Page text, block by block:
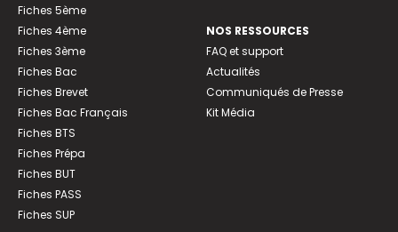
Fiches 5ème
Fiches 4ème
Fiches 3ème
Fiches Bac
Fiches Brevet
Fiches Bac Français
Fiches BTS
Fiches Prépa
Fiches BUT
Fiches PASS
Fiches SUP
NOS RESSOURCES
FAQ et support
Actualités
Communiqués de Presse
Kit Média